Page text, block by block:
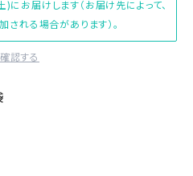
お届けします（お届け先によって、
れる場合があります）。
認する